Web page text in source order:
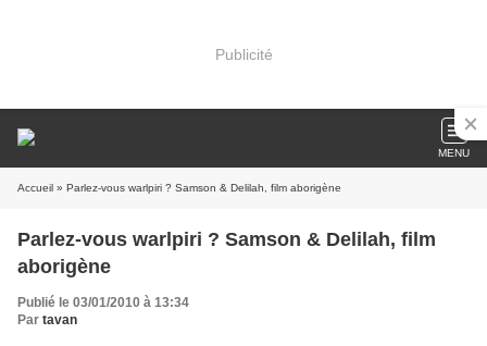
Publicité
MENU
Accueil » Parlez-vous warlpiri ? Samson & Delilah, film aborigène
Parlez-vous warlpiri ? Samson & Delilah, film
aborigène
Publié le 03/01/2010 à 13:34
Par tavan